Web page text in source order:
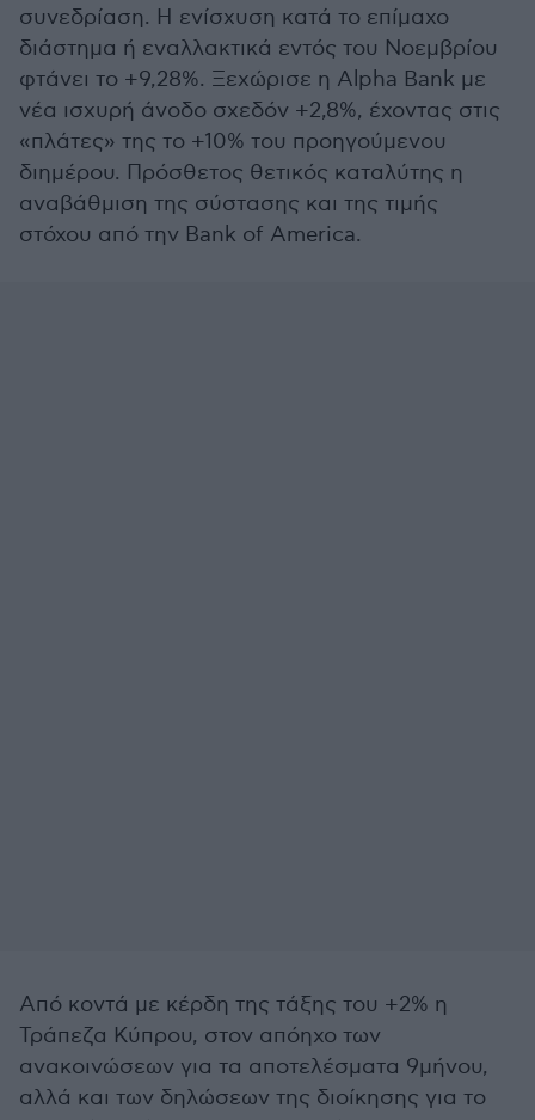
συνεδρίαση. Η ενίσχυση κατά το επίμαχο
διάστημα ή εναλλακτικά εντός του Νοεμβρίου
φτάνει το +9,28%. Ξεχώρισε η Alpha Bank με
νέα ισχυρή άνοδο σχεδόν +2,8%, έχοντας στις
«πλάτες» της το +10% του προηγούμενου
διημέρου. Πρόσθετος θετικός καταλύτης η
αναβάθμιση της σύστασης και της τιμής
στόχου από την Bank of America.
Από κοντά με κέρδη της τάξης του +2% η
Τράπεζα Κύπρου, στον απόηχο των
ανακοινώσεων για τα αποτελέσματα 9μήνου,
αλλά και των δηλώσεων της διοίκησης για το